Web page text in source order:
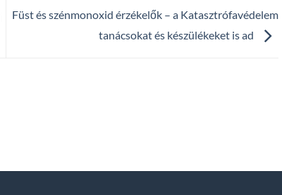
Füst és szénmonoxid érzékelők – a Katasztrófavédelem
tanácsokat és készülékeket is ad